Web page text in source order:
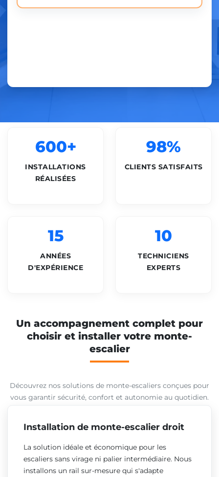
600+
INSTALLATIONS
RÉALISÉES
98%
CLIENTS SATISFAITS
15
ANNÉES
D'EXPÉRIENCE
10
TECHNICIENS
EXPERTS
Un accompagnement complet pour
choisir et installer votre monte-
escalier
Découvrez nos solutions de monte-escaliers conçues pour
vous garantir sécurité, confort et autonomie au quotidien.
Installation de monte-escalier droit
La solution idéale et économique pour les
escaliers sans virage ni palier intermédiaire. Nous
installons un rail sur-mesure qui s'adapte